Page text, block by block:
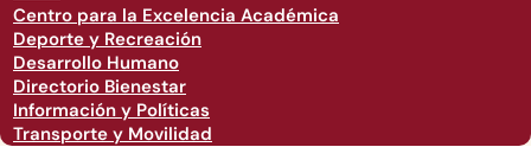
Centro para la Excelencia Académica
Deporte y Recreación
Desarrollo Humano
Directorio Bienestar
Información y Políticas
Transporte y Movilidad